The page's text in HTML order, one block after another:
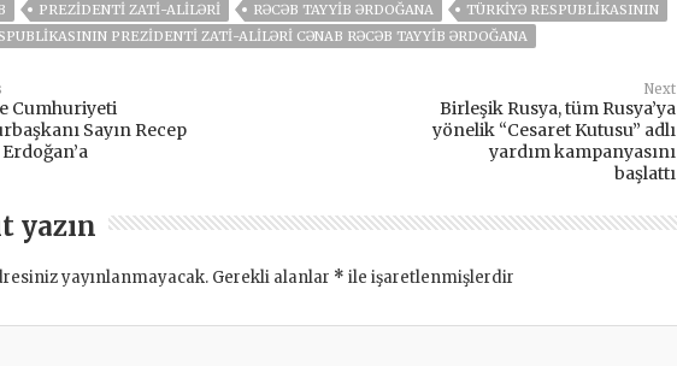
PREZIDENTI ZATI-ALILƏRI RƏCƏB TAYYIB ƏRDOĞANA
TÜRKIYƏ RESPUBLIKASININ
PREZIDENTI ZATI-ALILƏRI CƏNAB RƏCƏB TAYYIB ƏRDOĞANA
Cumhuriyeti
Sayın Recep
Next
Birleşik Rusya, tüm Rusya’ya
yönelik “Cesaret Kutusu” adlı
yardım kampanyasını
başlattı
yazın
yayınlanmayacak. Gerekli alanlar * ile işaretlenmişlerdir